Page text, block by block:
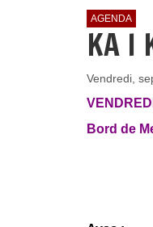
AGENDA
KA I
Vendredi,
Bord de